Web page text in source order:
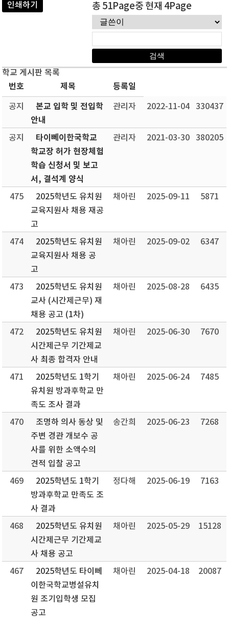
인쇄하기 총 51Page중 현재 4Page
학교 게시판 목록
번호 제목 등록일
공지
본교 입학 및 전입학
안내
관리자 2022-11-04 330437
공지
타이뻬이한국학교
학교장 허가 현장체험
학습 신청서 및 보고
서, 결석계 양식
관리자 2021-03-30 380205
475
2025학년도 유치원
교육지원사 채용 재공
고
채아린 2025-09-11 5871
474
2025학년도 유치원
교육지원사 채용 공
고
채아린 2025-09-02 6347
473
2025학년도 유치원
교사 (시간제근무) 재
채용 공고 (1차)
채아린 2025-08-28 6435
472
2025학년도 유치원
시간제근무 기간제교
사 최종 합격자 안내
채아린 2025-06-30 7670
471
2025학년도 1학기
유치원 방과후학교 만
족도 조사 결과
채아린 2025-06-24 7485
470
조명하 의사 동상 및
주변 경관 개보수 공
사를 위한 소액수의
견적 입찰 공고
송간희 2025-06-23 7268
469
2025학년도 1학기
방과후학교 만족도 조
사 결과
정다해 2025-06-19 7163
468
2025학년도 유치원
시간제근무 기간제교
사 채용 공고
채아린 2025-05-29 15128
467
2025학년도 타이뻬
이한국학교병설유치
원 조기입학생 모집
공고
채아린 2025-04-18 20087